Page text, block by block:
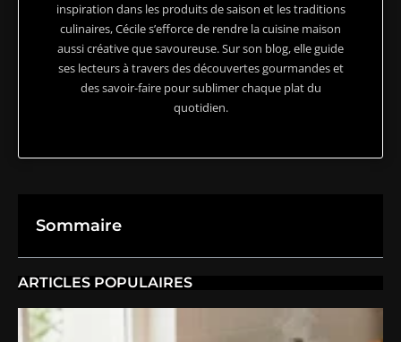
inspiration dans les produits de saison et les traditions
culinaires, Cécile s’efforce de rendre la cuisine maison
aussi créative que savoureuse. Sur son blog, elle guide
ses lecteurs à travers des découvertes gourmandes et
des savoir-faire pour sublimer chaque plat du
quotidien.
Sommaire
ARTICLES POPULAIRES